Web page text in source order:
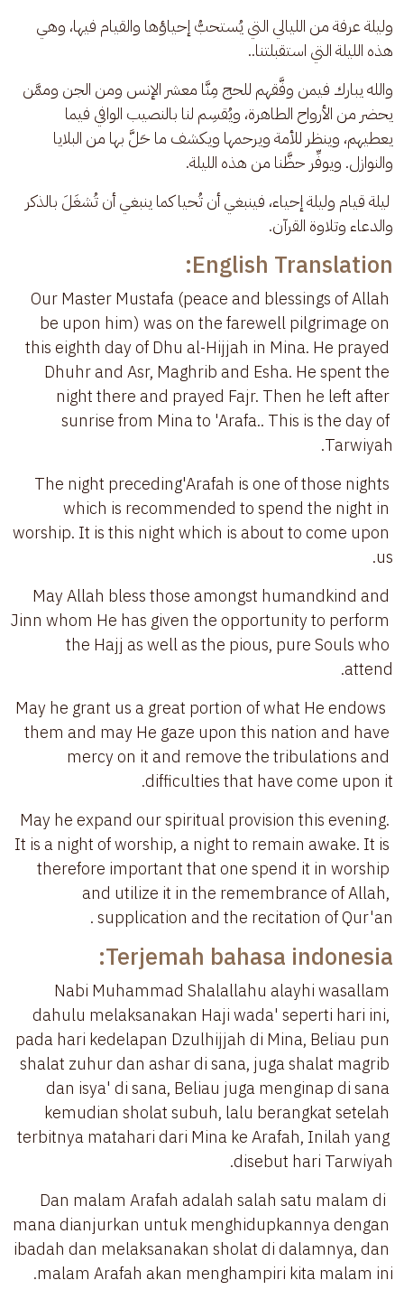
وليلة عرفة من الليالي التي يُستحبُّ إحياؤها والقيام فيها، وهي
هذه الليلة التي استقبلتنا..
والله يبارك فيمن وفَّقهم للحج مِنَّا معشر الإنس ومن الجن وممَّن
يحضر من الأرواح الطاهرة، ويُقسِم لنا بالنصيب الوافي فيما
يعطيهم، وينظر للأمة ويرحمها ويكشف ما حَلَّ بها من البلايا
والنوازل. ويوفِّر حظَّنا من هذه الليلة.
ليلة قيام وليلة إحياء، فينبغي أن تُحيا كما ينبغي أن تُشغَلَ بالذكر
والدعاء وتلاوة القرآن.
English Translation:
Our Master Mustafa (peace and blessings of Allah
be upon him) was on the farewell pilgrimage on
this eighth day of Dhu al-Hijjah in Mina. He prayed
Dhuhr and Asr, Maghrib and Esha. He spent the
night there and prayed Fajr. Then he left after
sunrise from Mina to 'Arafa.. This is the day of
Tarwiyah.
The night preceding'Arafah is one of those nights
which is recommended to spend the night in
worship. It is this night which is about to come upon
us.
May Allah bless those amongst humandkind and
Jinn whom He has given the opportunity to perform
the Hajj as well as the pious, pure Souls who
attend.
May he grant us a great portion of what He endows
them and may He gaze upon this nation and have
mercy on it and remove the tribulations and
difficulties that have come upon it.
May he expand our spiritual provision this evening.
It is a night of worship, a night to remain awake. It is
therefore important that one spend it in worship
and utilize it in the remembrance of Allah,
supplication and the recitation of Qur'an.
Terjemah bahasa indonesia:
Nabi Muhammad Shalallahu alayhi wasallam
dahulu melaksanakan Haji wada' seperti hari ini,
pada hari kedelapan Dzulhijjah di Mina, Beliau pun
shalat zuhur dan ashar di sana, juga shalat magrib
dan isya' di sana, Beliau juga menginap di sana
kemudian sholat subuh, lalu berangkat setelah
terbitnya matahari dari Mina ke Arafah, Inilah yang
disebut hari Tarwiyah.
Dan malam Arafah adalah salah satu malam di
mana dianjurkan untuk menghidupkannya dengan
ibadah dan melaksanakan sholat di dalamnya, dan
malam Arafah akan menghampiri kita malam ini.